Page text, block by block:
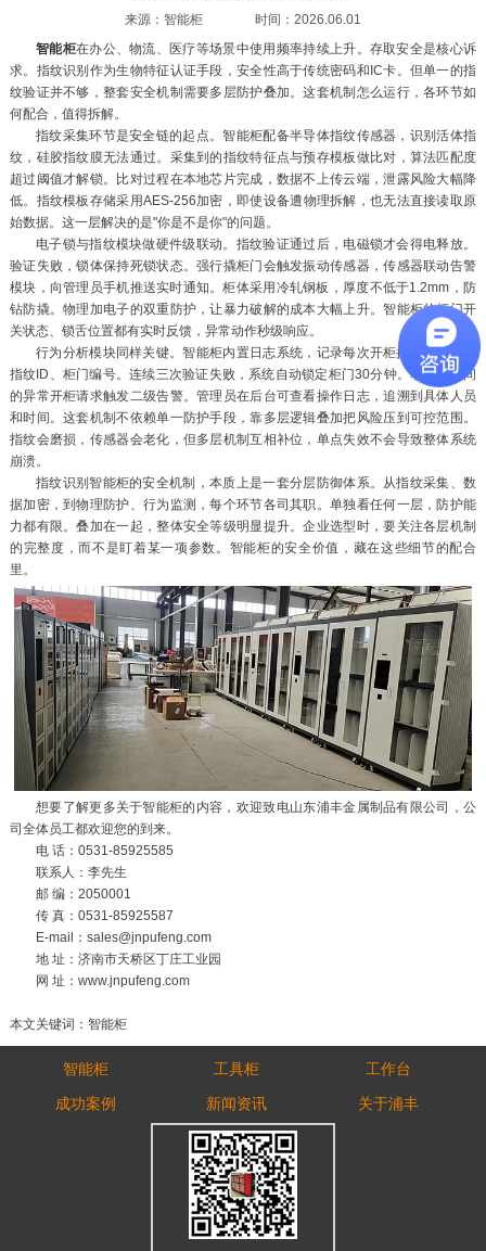
来源：智能柜 时间：2026.06.01
智能柜在办公、物流、医疗等场景中使用频率持续上升。存取安全是核心诉
求。指纹识别作为生物特征认证手段，安全性高于传统密码和IC卡。但单一的指
纹验证并不够，整套安全机制需要多层防护叠加。这套机制怎么运行，各环节如
何配合，值得拆解。
指纹采集环节是安全链的起点。智能柜配备半导体指纹传感器，识别活体指
纹，硅胶指纹膜无法通过。采集到的指纹特征点与预存模板做比对，算法匹配度
超过阈值才解锁。比对过程在本地芯片完成，数据不上传云端，泄露风险大幅降
低。指纹模板存储采用AES-256加密，即使设备遭物理拆解，也无法直接读取原
始数据。这一层解决的是"你是不是你"的问题。
电子锁与指纹模块做硬件级联动。指纹验证通过后，电磁锁才会得电释放。
验证失败，锁体保持死锁状态。强行撬柜门会触发振动传感器，传感器联动告警
模块，向管理员手机推送实时通知。柜体采用冷轧钢板，厚度不低于1.2mm，防
钻防撬。物理加电子的双重防护，让暴力破解的成本大幅上升。智能柜的柜门开
关状态、锁舌位置都有实时反馈，异常动作秒级响应。
行为分析模块同样关键。智能柜内置日志系统，记录每次开柜操作的时间、
指纹ID、柜门编号。连续三次验证失败，系统自动锁定柜门30分钟。非工作时间
的异常开柜请求触发二级告警。管理员在后台可查看操作日志，追溯到具体人员
和时间。这套机制不依赖单一防护手段，靠多层逻辑叠加把风险压到可控范围。
指纹会磨损，传感器会老化，但多层机制互相补位，单点失效不会导致整体系统
崩溃。
指纹识别智能柜的安全机制，本质上是一套分层防御体系。从指纹采集、数
据加密，到物理防护、行为监测，每个环节各司其职。单独看任何一层，防护能
力都有限。叠加在一起，整体安全等级明显提升。企业选型时，要关注各层机制
的完整度，而不是盯着某一项参数。智能柜的安全价值，藏在这些细节的配合
里。
想要了解更多关于智能柜的内容，欢迎致电山东浦丰金属制品有限公司，公
司全体员工都欢迎您的到来。
电 话：0531-85925585
联系人：李先生
邮 编：2050001
传 真：0531-85925587
E-mail：sales@jnpufeng.com
地 址：济南市天桥区丁庄工业园
网 址：www.jnpufeng.com
本文关键词：智能柜
智能柜 工具柜
工作台
成功案例
新闻资讯 关于浦丰